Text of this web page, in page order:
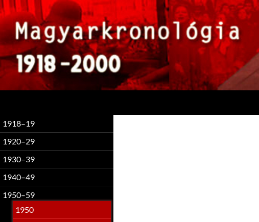
1918–19
1920–29
1930–39
1940–49
1950–59
1950